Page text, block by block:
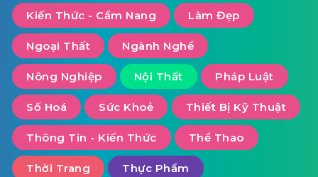
Kiến Thức - Cẩm Nang Làm Đẹp
Ngoại Thất Ngành Nghề
Nông Nghiệp Nội Thất Pháp Luật
Số Hoá Sức Khoẻ Thiết Bị Kỹ Thuật
Thông Tin - Kiến Thức Thể Thao
Thời Trang Thực Phẩm